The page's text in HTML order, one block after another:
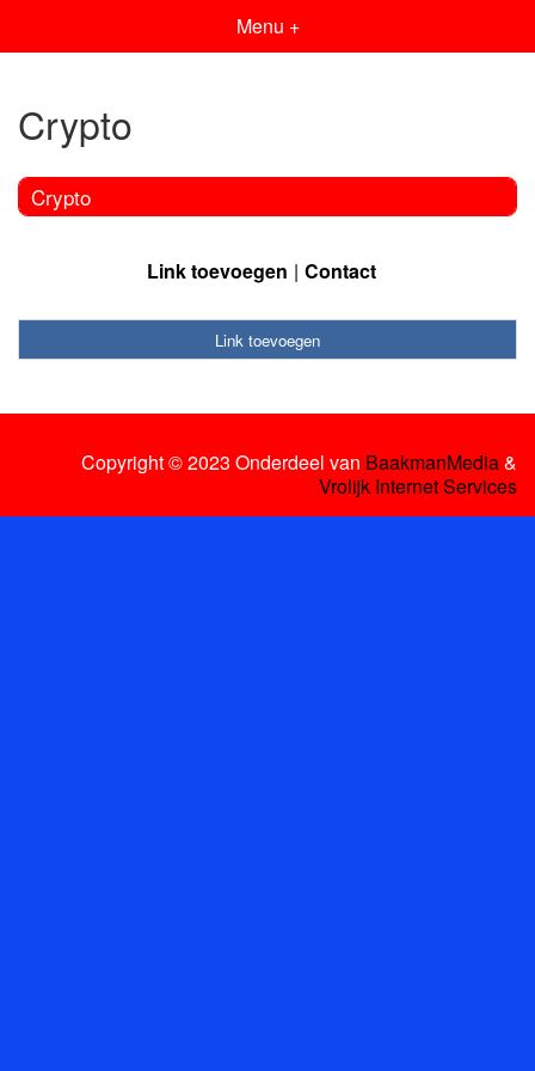
Menu +
Crypto
Crypto
Link toevoegen Contact
Link toevoegen
Copyright © 2023 Onderdeel van BaakmanMedia&
Vrolijk Internet Services